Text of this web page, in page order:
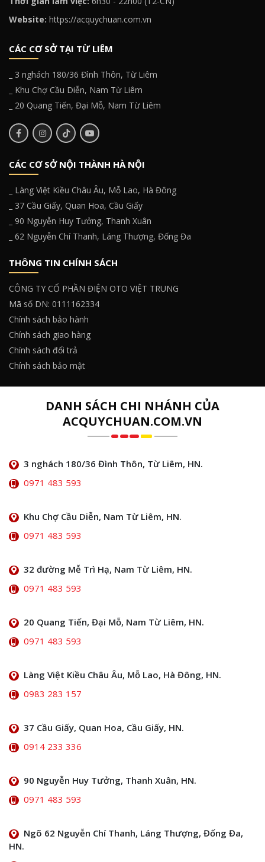
Website: https://acquychuan.com.vn
CÁC CƠ SỞ TẠI TỪ LIÊM
_ 3 nghách 180/36 Đình Thôn, Từ Liêm
_ Khu Chợ Cầu Diễn, Nam Từ Liêm
_ 20 Quang Tiến, Đại Mỗ, Nam Từ Liêm
CÁC CƠ SỞ NỘI THÀNH HÀ NỘI
_ Làng Việt Kiều Châu Âu, Mỗ Lao, Hà Đông
_ 37 Cầu Giấy, Quan Hoa, Cầu Giấy
_ 90 Nguyễn Huy Tưởng, Thanh Xuân
_ 62 Nguyễn Chí Thanh, Láng Thượng, Đống Đa
THÔNG TIN CHÍNH SÁCH
CÔNG TY CỔ PHẦN ĐIỆN OTO VIỆT TRUNG
Mã số DN: 0111162334
Chính sách bảo hành
Chính sách giao hàng
Chính sách đổi trả
Chính sách bảo mật
DANH SÁCH CHI NHÁNH CỦA
ACQUYCHUAN.COM.VN
3 nghách 180/36 Đình Thôn, Từ Liêm, HN.
0971 483 593
Khu Chợ Cầu Diễn, Nam Từ Liêm, HN.
0971 483 593
32 đường Mễ Trì Hạ, Nam Từ Liêm, HN.
0971 483 593
20 Quang Tiến, Đại Mỗ, Nam Từ Liêm, HN.
0971 483 593
Làng Việt Kiều Châu Âu, Mỗ Lao, Hà Đông, HN.
0983 283 157
37 Cầu Giấy, Quan Hoa, Cầu Giấy, HN.
0914 233 336
90 Nguyễn Huy Tưởng, Thanh Xuân, HN.
0971 483 593
Ngõ 62 Nguyễn Chí Thanh, Láng Thượng, Đống Đa,
HN.